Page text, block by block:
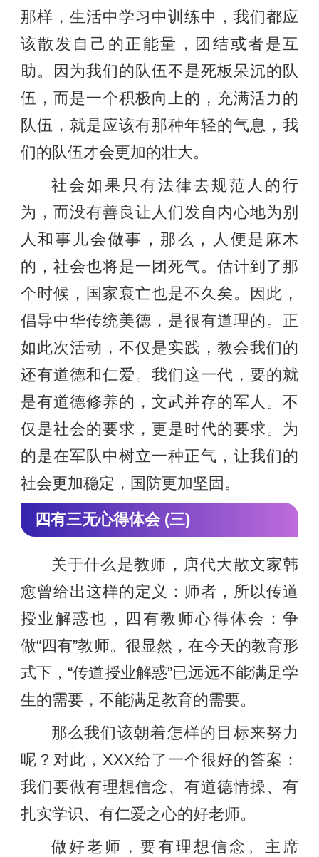
那样，生活中学习中训练中，我们都应
该散发自己的正能量，团结或者是互
助。因为我们的队伍不是死板呆沉的队
伍，而是一个积极向上的，充满活力的
队伍，就是应该有那种年轻的气息，我
们的队伍才会更加的壮大。
社会如果只有法律去规范人的行
为，而没有善良让人们发自内心地为别
人和事儿会做事，那么，人便是麻木
的，社会也将是一团死气。估计到了那
个时候，国家衰亡也是不久矣。因此，
倡导中华传统美德，是很有道理的。正
如此次活动，不仅是实践，教会我们的
还有道德和仁爱。我们这一代，要的就
是有道德修养的，文武并存的军人。不
仅是社会的要求，更是时代的要求。为
的是在军队中树立一种正气，让我们的
社会更加稳定，国防更加坚固。
四有三无心得体会 (三)
关于什么是教师，唐代大散文家韩
愈曾给出这样的定义：师者，所以传道
授业解惑也，四有教师心得体会：争
做“四有”教师。很显然，在今天的教育形
式下，“传道授业解惑”已远远不能满足学
生的需要，不能满足教育的需要。
那么我们该朝着怎样的目标来努力
呢？对此，XXX给了一个很好的答案：
我们要做有理想信念、有道德情操、有
扎实学识、有仁爱之心的好老师。
做好老师，要有理想信念。主席